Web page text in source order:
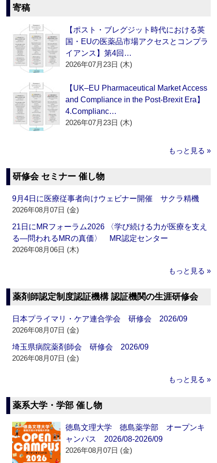
寄稿
【ポスト・ブレグジット時代における英
国・EUの医薬品市場アクセスとコンプラ
イアンス】第4回…
2026年07月23日 (木)
【UK–EU Pharmaceutical Market Access
and Compliance in the Post-Brexit Era】
4.Complianc…
2026年07月23日 (木)
もっと見る »
研修会 セミナー 催し物
9月4日に医療従事者向けウェビナー開催 サクラ精機
2026年08月07日 (金)
21日にMRフォーラム2026 〈学び続ける力が医療を支え
る―問われるMRの真価〉 MR認定センター
2026年08月06日 (木)
もっと見る »
薬剤師認定制度認証機構 認証機関の生涯研修会
日本プライマリ・ケア連合学会 研修会 2026/09
2026年08月07日 (金)
埼玉県病院薬剤師会 研修会 2026/09
2026年08月07日 (金)
もっと見る »
薬系大学・学部 催し物
徳島文理大学 徳島薬学部 オープンキ
ャンパス 2026/08-2026/09
2026年08月07日 (金)